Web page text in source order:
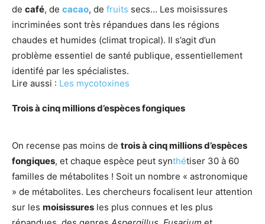
de café, de cacao, de fruits secs… Les moisissures
incriminées sont très répandues dans les régions
chaudes et humides (climat tropical). Il s’agit d’un
problème essentiel de santé publique, essentiellement
identifé par les spécialistes.
Lire aussi : Les mycotoxines
Trois à cinq millions d’espèces fongiques
On recense pas moins de trois à cinq millions d’espèces
fongiques, et chaque espèce peut synthétiser 30 à 60
familles de métabolites ! Soit un nombre « astronomique
» de métabolites. Les chercheurs focalisent leur attention
sur les moisissures les plus connues et les plus